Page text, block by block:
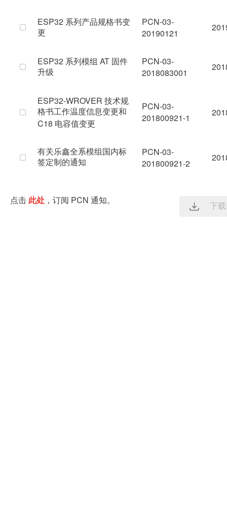
ESP32 系列产品规格书变
更
PCN-03-
20190121
ESP32 系列模组 AT 固件
升级
PCN-03-
2018083001
ESP32-WROVER 技术规
格书工作温度信息变更和
C18 电容值变更
PCN-03-
201800921-1
有关乐鑫全系模组国内标
签定制的通知
PCN-03-
201800921-2
下
点击 此处 ，订阅 PCN 通知。